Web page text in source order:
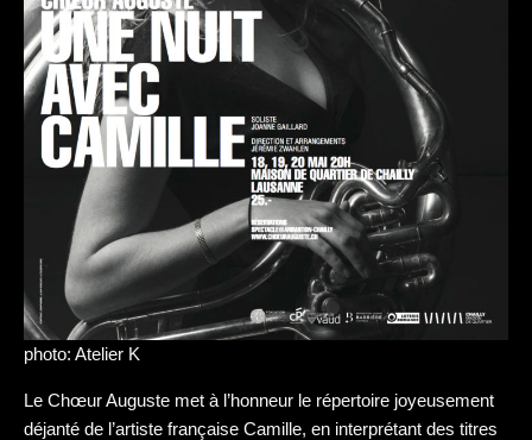
photo: Atelier K
Le Chœur Auguste met à l’honneur le répertoire joyeusement
déjanté de l’artiste française Camille, en interprétant des titres